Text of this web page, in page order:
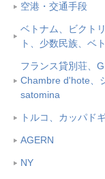
空港・交通手段
ベトナム、ビクト
ト、少数民族、ベ
フランス貸別荘、
Chambre d'hote、
satomina
トルコ、カッパド
AGERN
NY